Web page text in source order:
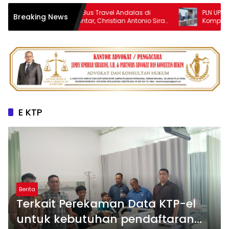
Breaking News
Anak Mandor Bus Travel Andalas di
Pematangsiantar, Christian Antonio Sirait
Lulus Akmil AD 2026
PLN UP3
Kompetensi
E KTP
Berita
Terkait Perekaman Data KTP-el
untuk kebutuhan pendaftaran